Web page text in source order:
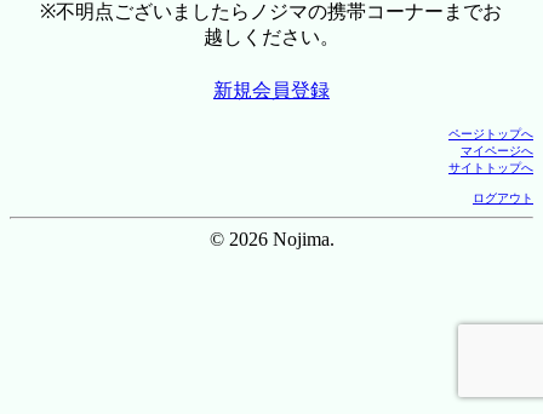
※不明点ございましたらノジマの携帯コーナーまでお
越しください。
新規会員登録
ページトップへ
マイページへ
サイトトップへ
ログアウト
© 2026 Nojima.